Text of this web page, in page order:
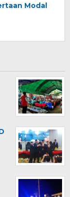
Modal